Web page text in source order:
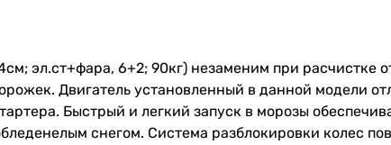
эл.ст+фара, 6+2; 90кг) незаменим при расчистке
Двигатель установленный в данной модели
Быстрый и легкий запуск в морозы
снегом. Система разблокировки колес